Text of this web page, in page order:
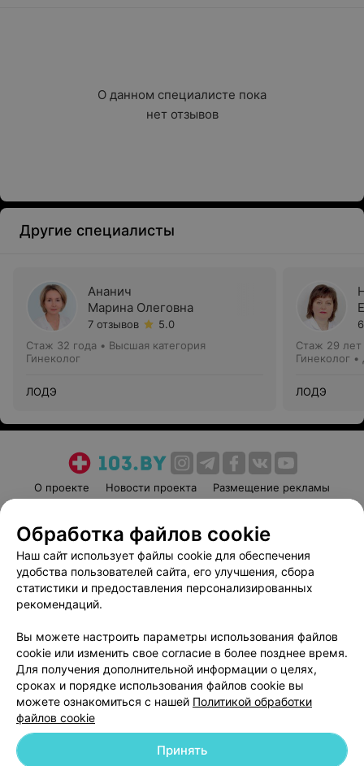
О данном специалисте пока
нет отзывов
Другие специалисты
Ананич
Марина Олеговна
7 отзывов
5.0
Стаж 32 года • Высшая категория
Гинеколог
ЛОДЭ
Стаж 29 лет
Гинеколог
ЛОДЭ
О проекте Новости проекта
Размещение рекламы
Пользовательское соглашение
Способы оплаты
Вакансии
Партнеры
Написать руководителю 103.by
Обработка персональных данных
© 2026 ООО «Артокс Лаб», УНП 191700409 | 220012, Республика Беларусь,
Обработка файлов cookie
Наш сайт использует файлы cookie для обеспечения
удобства пользователей сайта, его улучшения, сбора
статистики и предоставления персонализированных
рекомендаций.
Вы можете настроить параметры использования файлов
cookie или изменить свое согласие в более позднее время.
Для получения дополнительной информации о целях,
сроках и порядке использования файлов cookie вы
можете ознакомиться с нашей Политикой обработки
файлов cookie
Принять